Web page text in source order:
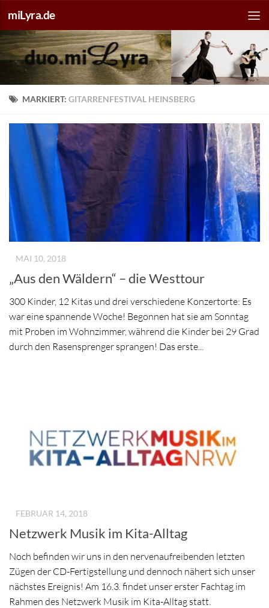
miLyra.de
MARKIERT: GITARRENFESTIVAL HEINSBERG
MAI 10, 2018
„Aus den Wäldern“ – die Westtour
300 Kinder, 12 Kitas und drei verschiedene Konzertorte: Es
war eine spannende Woche! Begonnen hat sie am Sonntag
mit Proben im Wohnzimmer, während die Kinder bei 29 Grad
durch den Rasensprenger sprangen! Das erste...
FEBRUAR 14, 2018
Netzwerk Musik im Kita-Alltag
Noch befinden wir uns in den nervenaufreibenden letzten
Zügen der CD-Fertigstellung und dennoch nähert sich unser
nächstes Ereignis! Am 16.3. findet unser erster Fachtag im
Rahmen des Netzwerk Musik im Kita-Alltag statt.